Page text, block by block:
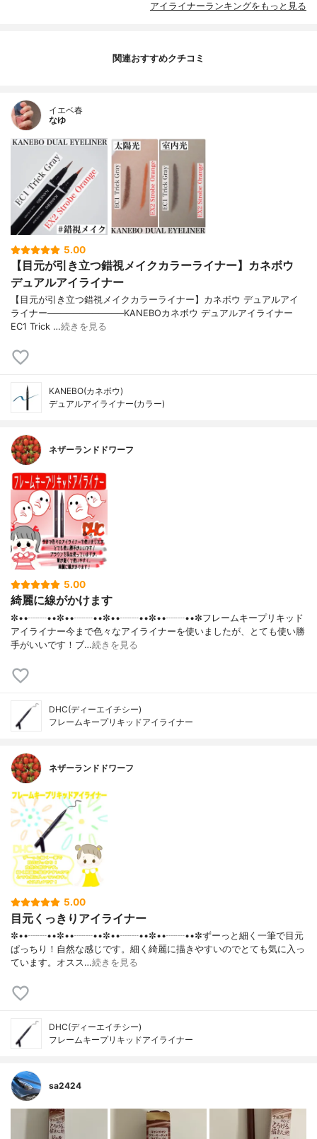
アイライナーランキングをもっと見る
関連おすすめクチコミ
イエベ春
なゆ
5.00
【目元が引き立つ錯視メイクカラーライナー】カネボウ
デュアルアイライナー
【目元が引き立つ錯視メイクカラーライナー】カネボウ デュアルアイ
ライナー────────────KANEBOカネボウ デュアルアイライナー
EC1 Trick …続きを見る
KANEBO(カネボウ)
デュアルアイライナー(カラー)
ネザーランドドワーフ
5.00
綺麗に線がかけます
✼••┈┈••✼••┈┈••✼••┈┈••✼••┈┈••✼フレームキープリキッド
アイライナー今まで色々なアイライナーを使いましたが、とても使い勝
手がいいです！ブ…続きを見る
DHC(ディーエイチシー)
フレームキープリキッドアイライナー
ネザーランドドワーフ
5.00
目元くっきりアイライナー
✼••┈┈••✼••┈┈••✼••┈┈••✼••┈┈••✼ずーっと細く一筆で目元
ぱっちり！自然な感じです。細く綺麗に描きやすいのでとても気に入っ
ています。オスス…続きを見る
DHC(ディーエイチシー)
フレームキープリキッドアイライナー
sa2424